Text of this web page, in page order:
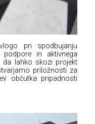
pri spodbujanju
podpore in aktivnega
da lahko skozi projekt
priložnosti za
občutka pripadnosti